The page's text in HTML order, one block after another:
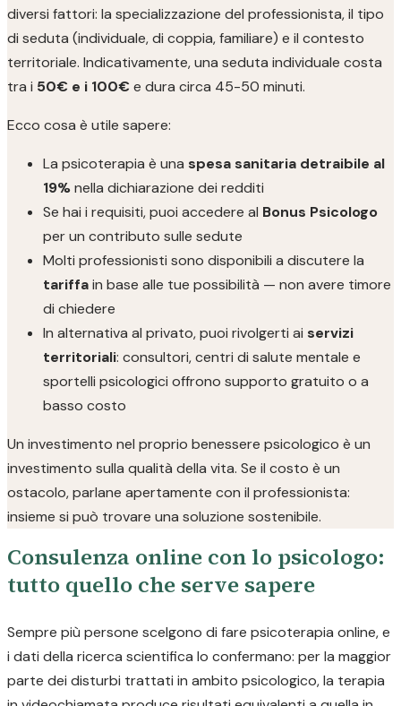
diversi fattori: la specializzazione del professionista, il tipo
di seduta (individuale, di coppia, familiare) e il contesto
territoriale. Indicativamente, una seduta individuale costa
tra i 50€ e i 100€ e dura circa 45-50 minuti.
Ecco cosa è utile sapere:
La psicoterapia è una spesa sanitaria detraibile al
19%nella dichiarazione dei redditi
Se hai i requisiti, puoi accedere al Bonus Psicologo
per un contributo sulle sedute
Molti professionisti sono disponibili a discutere la
tariffain base alle tue possibilità — non avere timore
di chiedere
In alternativa al privato, puoi rivolgerti ai servizi
territoriali: consultori, centri di salute mentale e
sportelli psicologici offrono supporto gratuito o a
basso costo
Un investimento nel proprio benessere psicologico è un
investimento sulla qualità della vita. Se il costo è un
ostacolo, parlane apertamente con il professionista:
insieme si può trovare una soluzione sostenibile.
Consulenza online con lo psicologo:
tutto quello che serve sapere
Sempre più persone scelgono di fare psicoterapia online, e
i dati della ricerca scientifica lo confermano: per la maggior
parte dei disturbi trattati in ambito psicologico, la terapia